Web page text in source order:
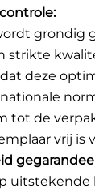
grondig
strikte
deze
tot de
vrij is
uitstekende